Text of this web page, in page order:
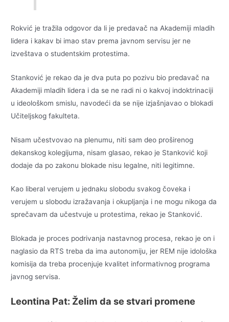
Rokvić je tražila odgovor da li je predavač na Akademiji mladih
lidera i kakav bi imao stav prema javnom servisu jer ne
izveštava o studentskim protestima.
Stanković je rekao da je dva puta po pozivu bio predavač na
Akademiji mladih lidera i da se ne radi ni o kakvoj indoktrinaciji
u ideološkom smislu, navodeći da se nije izjašnjavao o blokadi
Učiteljskog fakulteta.
Nisam učestvovao na plenumu, niti sam deo proširenog
dekanskog kolegijuma, nisam glasao, rekao je Stanković koji
dodaje da po zakonu blokade nisu legalne, niti legitimne.
Kao liberal verujem u jednaku slobodu svakog čoveka i
verujem u slobodu izražavanja i okupljanja i ne mogu nikoga da
sprečavam da učestvuje u protestima, rekao je Stanković.
Blokada je proces podrivanja nastavnog procesa, rekao je on i
naglasio da RTS treba da ima autonomiju, jer REM nije idološka
komisija da treba procenjuje kvalitet informativnog programa
javnog servisa.
Leontina Pat: Želim da se stvari promene